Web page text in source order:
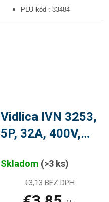
PLU kód : 33484
Vidlica IVN 3253,
5P, 32A, 400V,
Skladom (>3 ks)
€3,13 BEZ DPH